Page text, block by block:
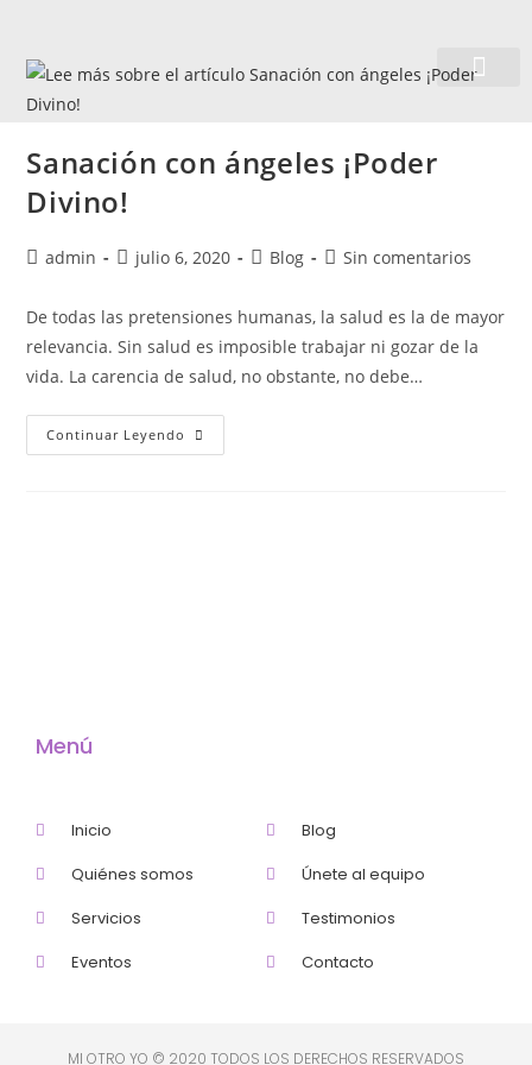
Sanación con ángeles ¡Poder
Divino!
admin julio 6, 2020 Blog Sin comentarios
De todas las pretensiones humanas, la salud es la de mayor
relevancia. Sin salud es imposible trabajar ni gozar de la
vida. La carencia de salud, no obstante, no debe…
Continuar Leyendo
Menú
Inicio
Quiénes somos
Servicios
Eventos
Blog
Únete al equipo
Testimonios
Contacto
MI OTRO YO © 2020 TODOS LOS DERECHOS RESERVADOS